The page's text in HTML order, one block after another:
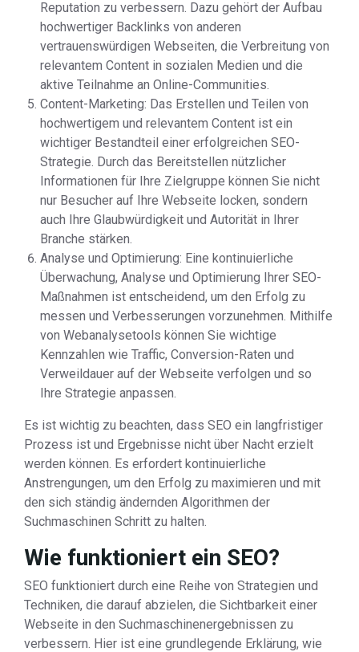
Reputation zu verbessern. Dazu gehört der Aufbau
hochwertiger Backlinks von anderen
vertrauenswürdigen Webseiten, die Verbreitung von
relevantem Content in sozialen Medien und die
aktive Teilnahme an Online-Communities.
Content-Marketing: Das Erstellen und Teilen von
hochwertigem und relevantem Content ist ein
wichtiger Bestandteil einer erfolgreichen SEO-
Strategie. Durch das Bereitstellen nützlicher
Informationen für Ihre Zielgruppe können Sie nicht
nur Besucher auf Ihre Webseite locken, sondern
auch Ihre Glaubwürdigkeit und Autorität in Ihrer
Branche stärken.
Analyse und Optimierung: Eine kontinuierliche
Überwachung, Analyse und Optimierung Ihrer SEO-
Maßnahmen ist entscheidend, um den Erfolg zu
messen und Verbesserungen vorzunehmen. Mithilfe
von Webanalysetools können Sie wichtige
Kennzahlen wie Traffic, Conversion-Raten und
Verweildauer auf der Webseite verfolgen und so
Ihre Strategie anpassen.
Es ist wichtig zu beachten, dass SEO ein langfristiger
Prozess ist und Ergebnisse nicht über Nacht erzielt
werden können. Es erfordert kontinuierliche
Anstrengungen, um den Erfolg zu maximieren und mit
den sich ständig ändernden Algorithmen der
Suchmaschinen Schritt zu halten.
Wie funktioniert ein SEO?
SEO funktioniert durch eine Reihe von Strategien und
Techniken, die darauf abzielen, die Sichtbarkeit einer
Webseite in den Suchmaschinenergebnissen zu
verbessern. Hier ist eine grundlegende Erklärung, wie